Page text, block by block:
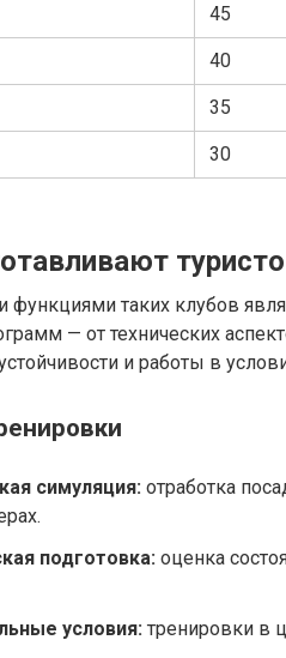
45
40
35
30
таких клубов
— от технических
и работы в
симуляция: отработка
подготовка: оценка
условия: тренировки в